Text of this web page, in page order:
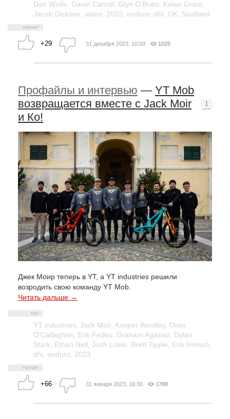
Dan Wolfe, Gavin Carroll, Glyn O'Brien, Kelan Grant,
Jacob Dickson, video, 2023, enduro, dhi, UK, Scotland
+29 31 декабря 2023, 10:00 1025
Профайлы и интервью — YT Mob
возвращается вместе с Jack Moir
и Ко!
Джек Моир теперь в YT, а YT industries решили
возродить свою команду YT Mob.
Читать дальше →
YT industries Jack Moir Kasper Woolley, Oisin
O'Callaghan
Erik Fedko Graham Agassiz
Dylan
Stark
Ethan Nell Josh Lowe Brett Tippie Erik Irmisch
dhi
enduro 2023
+66
1
31 января 2023, 16:30 1788